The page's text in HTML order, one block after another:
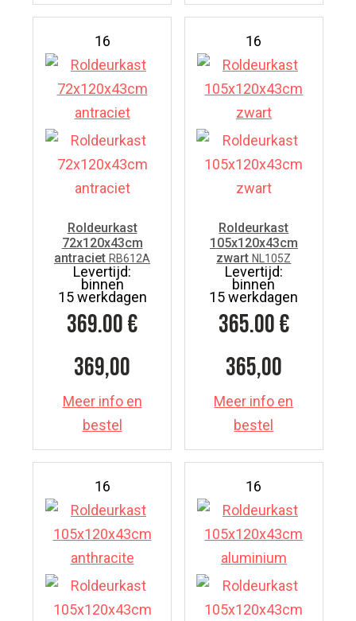
16
Roldeurkast
72x120x43cm
antracietRB612A
Levertijd:
binnen
15 werkdagen
369.00€
369,00
Meer info en
bestel
16
Roldeurkast
105x120x43cm
zwartNL105Z
Levertijd:
binnen
15 werkdagen
365.00€
365,00
Meer info en
bestel
16 16